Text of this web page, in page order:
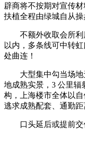
辟商将不按期对宣传
扶植全程由绿城自从
不额外收取会所利用
以内，多条线可中转
处曲连！
大型集中勾当场地无
地成熟实景，3 公里
构，上海楼市全体以
逃求成熟配套、通勤
口头延后或提前交付